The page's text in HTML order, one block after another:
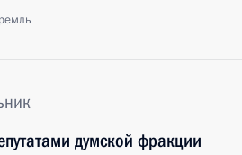
думской фракции